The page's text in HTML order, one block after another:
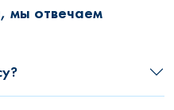
мы отвечаем